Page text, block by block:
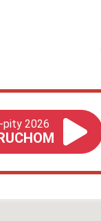
pity 2026